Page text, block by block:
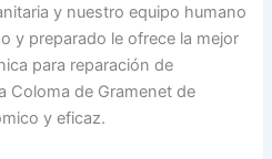
y nuestro equipo humano
y preparado le ofrece la mejor
para reparación de
Coloma de Gramenet de
y eficaz.